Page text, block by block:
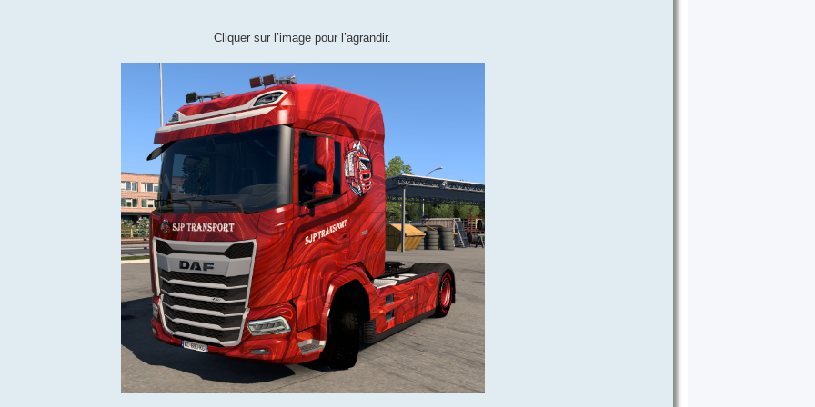
Cliquer sur l’image pour l’agrandir.